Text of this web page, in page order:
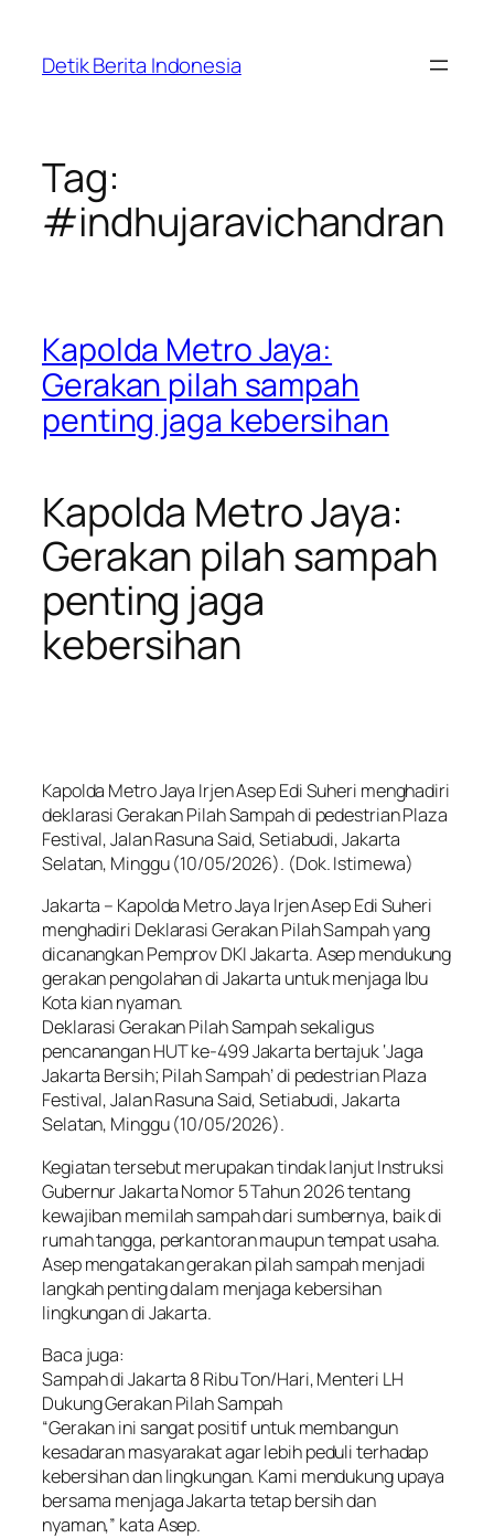
content
Detik Berita Indonesia
Tag:
#indhujaravichandran
Kapolda Metro Jaya:
Gerakan pilah sampah
penting jaga kebersihan
Kapolda Metro Jaya:
Gerakan pilah sampah
penting jaga
kebersihan
Kapolda Metro Jaya Irjen Asep Edi Suheri menghadiri
deklarasi Gerakan Pilah Sampah di pedestrian Plaza
Festival, Jalan Rasuna Said, Setiabudi, Jakarta
Selatan, Minggu (10/05/2026). (Dok. Istimewa)
Jakarta – Kapolda Metro Jaya Irjen Asep Edi Suheri
menghadiri Deklarasi Gerakan Pilah Sampah yang
dicanangkan Pemprov DKI Jakarta. Asep mendukung
gerakan pengolahan di Jakarta untuk menjaga Ibu
Kota kian nyaman.
Deklarasi Gerakan Pilah Sampah sekaligus
pencanangan HUT ke-499 Jakarta bertajuk ‘Jaga
Jakarta Bersih; Pilah Sampah’ di pedestrian Plaza
Festival, Jalan Rasuna Said, Setiabudi, Jakarta
Selatan, Minggu (10/05/2026).
Kegiatan tersebut merupakan tindak lanjut Instruksi
Gubernur Jakarta Nomor 5 Tahun 2026 tentang
kewajiban memilah sampah dari sumbernya, baik di
rumah tangga, perkantoran maupun tempat usaha.
Asep mengatakan gerakan pilah sampah menjadi
langkah penting dalam menjaga kebersihan
lingkungan di Jakarta.
Baca juga:
Sampah di Jakarta 8 Ribu Ton/Hari, Menteri LH
Dukung Gerakan Pilah Sampah
“Gerakan ini sangat positif untuk membangun
kesadaran masyarakat agar lebih peduli terhadap
kebersihan dan lingkungan. Kami mendukung upaya
bersama menjaga Jakarta tetap bersih dan
nyaman,” kata Asep.